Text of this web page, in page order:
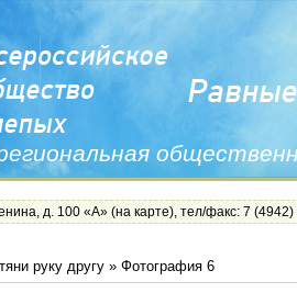
д. 100 «А» (на карте), тел/факс: 7 (4942)
руку другу » Фотография 6